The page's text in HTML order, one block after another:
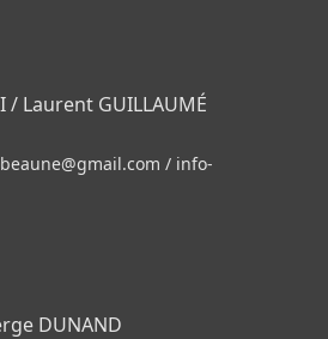
/ Laurent GUILLAUMÉ
/ info-
DUNAND